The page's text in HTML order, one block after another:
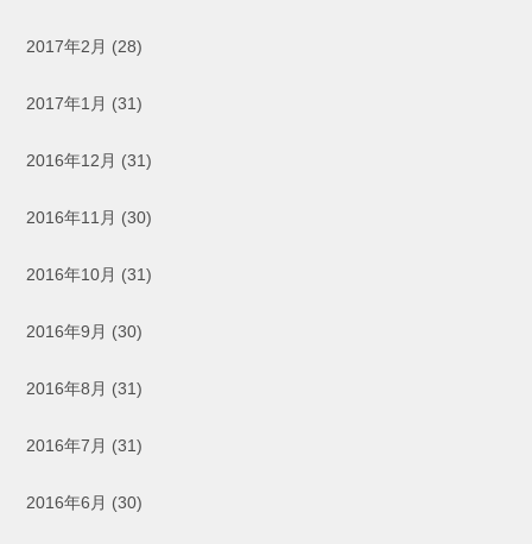
2017年2月 (28)
2017年1月 (31)
2016年12月 (31)
2016年11月 (30)
2016年10月 (31)
2016年9月 (30)
2016年8月 (31)
2016年7月 (31)
2016年6月 (30)